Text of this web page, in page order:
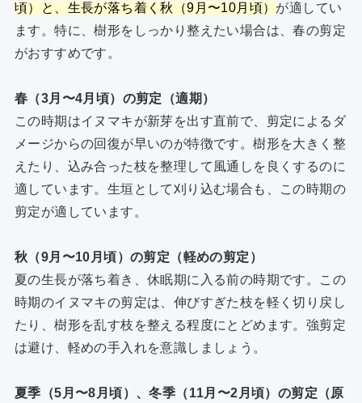
頃）と、生長が落ち着く秋（9月〜10月頃） が適してい
ます。特に、樹形をしっかり整えたい場合は、春の剪定
がおすすめです。
春（3月〜4月頃）の剪定（適期）
この時期はイヌマキが新芽を出す直前で、剪定によるダ
メージからの回復が早いのが特徴です。樹形を大きく整
えたり、込み合った枝を整理して風通しを良くするのに
適しています。生垣として刈り込む場合も、この時期の
剪定が適しています。
秋（9月〜10月頃）の剪定（軽めの剪定）
夏の生長が落ち着き、休眠期に入る前の時期です。この
時期のイヌマキの剪定は、伸びすぎた枝を軽く切り戻し
たり、樹形を乱す枝を整える程度にとどめます。強剪定
は避け、軽めの手入れを意識しましょう。
夏季（5月〜8月頃）、冬季（11月〜2月頃）の剪定（原